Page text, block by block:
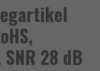
28 dB